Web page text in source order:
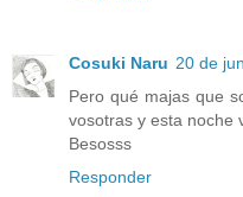
Cosuki Naru 20 de
Pero qué majas que
vosotras y esta noche
Besosss
Responder